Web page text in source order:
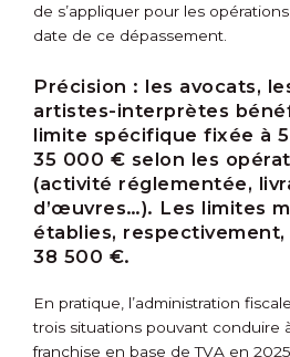
de s’appliquer pour les
date de ce dépassement.
Précision : les avocats,
artistes-interprètes
limite spécifique fixée à
35 000 € selon les
(activité réglementée,
d’œuvres…). Les limites
établies,
38 500 €.
En pratique, l’administration
trois situations pouvant conduire
franchise en base de TVA en